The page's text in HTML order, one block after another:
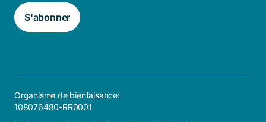
S'abonner
Organisme de bienfaisance:
108076480-RR0001